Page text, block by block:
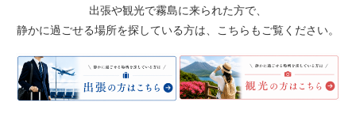
出張や観光で霧島に来られた方で、
静かに過ごせる場所を探している方は、こちらもご覧ください。